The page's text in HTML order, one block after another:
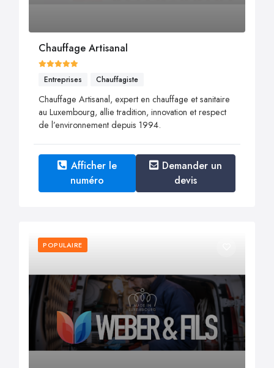
Chauffage Artisanal
Entreprises Chauffagiste
Chauffage Artisanal, expert en chauffage et sanitaire
au Luxembourg, allie tradition, innovation et respect
de l’environnement depuis 1994.
Afficher le
numéro
Demander un
devis
POPULAIRE